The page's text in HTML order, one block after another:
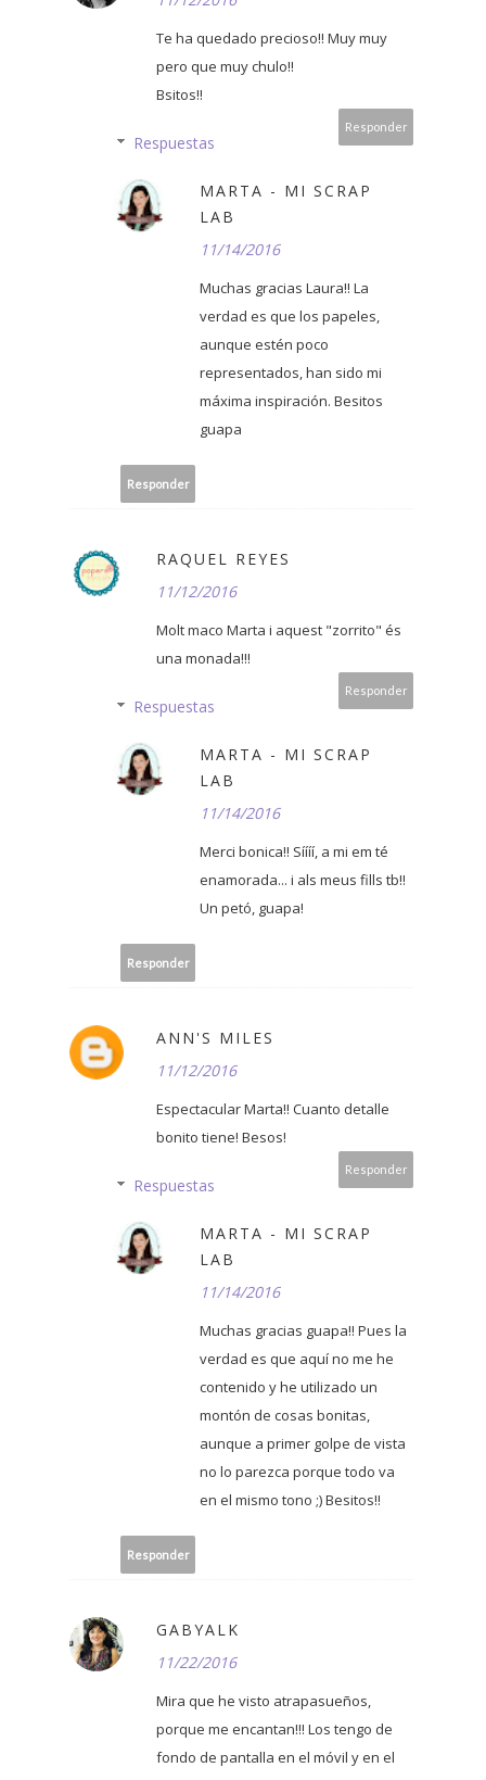
Te ha quedado precioso!! Muy muy
pero que muy chulo!!
Bsitos!!
Responder
Respuestas
MARTA - MI SCRAP
LAB
11/14/2016
Muchas gracias Laura!! La
verdad es que los papeles,
aunque estén poco
representados, han sido mi
máxima inspiración. Besitos
guapa
Responder
RAQUEL REYES
11/12/2016
Molt maco Marta i aquest "zorrito" és
una monada!!!
Responder
Respuestas
MARTA - MI SCRAP
LAB
11/14/2016
Merci bonica!! Síííí, a mi em té
enamorada... i als meus fills tb!!
Un petó, guapa!
Responder
ANN'S MILES
11/12/2016
Espectacular Marta!! Cuanto detalle
bonito tiene! Besos!
Responder
Respuestas
MARTA - MI SCRAP
LAB
11/14/2016
Muchas gracias guapa!! Pues la
verdad es que aquí no me he
contenido y he utilizado un
montón de cosas bonitas,
aunque a primer golpe de vista
no lo parezca porque todo va
en el mismo tono ;) Besitos!!
Responder
GABYALK
11/22/2016
Mira que he visto atrapasueños,
porque me encantan!!! Los tengo de
fondo de pantalla en el móvil y en el